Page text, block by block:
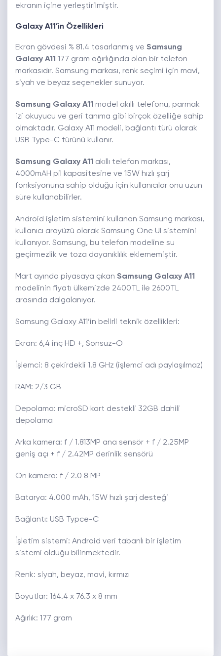
ekranın içine yerleştirilmiştir.
Galaxy A11’in Özellikleri
Ekran gövdesi % 81.4 tasarlanmış ve Samsung
Galaxy A11 177 gram ağırlığında olan bir telefon
markasıdır. Samsung markası, renk seçimi için mavi,
siyah ve beyaz seçenekler sunuyor.
Samsung Galaxy A11 model akıllı telefonu, parmak
izi okuyucu ve geri tanıma gibi birçok özelliğe sahip
olmaktadır. Galaxy A11 modeli, bağlantı türü olarak
USB Type-C türünü kullanır.
Samsung Galaxy A11 akıllı telefon markası,
4000mAH pil kapasitesine ve 15W hızlı şarj
fonksiyonuna sahip olduğu için kullanıcılar onu uzun
süre kullanabilirler.
Android işletim sistemini kullanan Samsung markası,
kullanıcı arayüzü olarak Samsung One UI sistemini
kullanıyor. Samsung, bu telefon modeline su
geçirmezlik ve toza dayanıklılık eklememiştir.
Mart ayında piyasaya çıkan Samsung Galaxy A11
modelinin fiyatı ülkemizde 2400TL ile 2600TL
arasında dalgalanıyor.
Samsung Galaxy A11’in belirli teknik özellikleri:
Ekran: 6,4 inç HD +, Sonsuz-O
İşlemci: 8 çekirdekli 1.8 GHz (işlemci adı paylaşılmaz)
RAM: 2/3 GB
Depolama: microSD kart destekli 32GB dahili
depolama
Arka kamera: f / 1.813MP ana sensör + f / 2.25MP
geniş açı + f / 2.42MP derinlik sensörü
Ön kamera: f / 2.0 8 MP
Batarya: 4.000 mAh, 15W hızlı şarj desteği
Bağlantı: USB Typce-C
İşletim sistemi: Android veri tabanlı bir işletim
sistemi olduğu bilinmektedir.
Renk: siyah, beyaz, mavi, kırmızı
Boyutlar: 164.4 x 76.3 x 8 mm
Ağırlık: 177 gram